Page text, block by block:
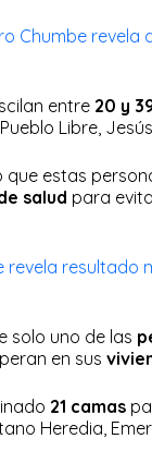
Chumbe
entre 20 y
Libre,
que estas
salud para
revela
solo uno de las
en sus
21 camas
Heredia,